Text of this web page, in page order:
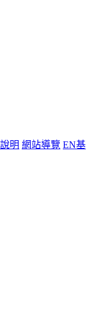
明 網站導覽 EN基